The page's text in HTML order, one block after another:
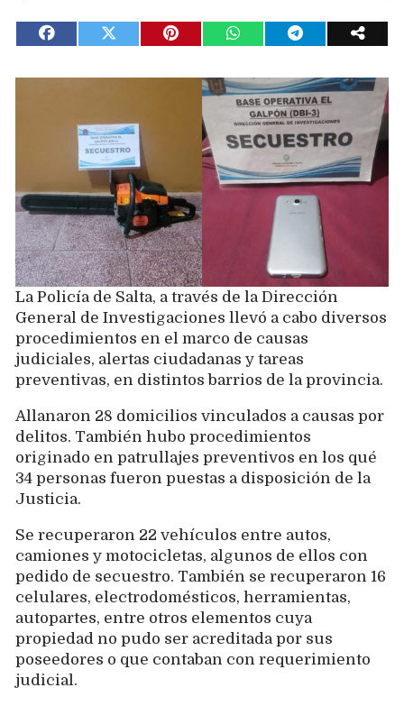
La Policía de Salta, a través de la Dirección
General de Investigaciones llevó a cabo diversos
procedimientos en el marco de causas
judiciales, alertas ciudadanas y tareas
preventivas, en distintos barrios de la provincia.
Allanaron 28 domicilios vinculados a causas por
delitos. También hubo procedimientos
originado en patrullajes preventivos en los qué
34 personas fueron puestas a disposición de la
Justicia.
Se recuperaron 22 vehículos entre autos,
camiones y motocicletas, algunos de ellos con
pedido de secuestro. También se recuperaron 16
celulares, electrodomésticos, herramientas,
autopartes, entre otros elementos cuya
propiedad no pudo ser acreditada por sus
poseedores o que contaban con requerimiento
judicial.